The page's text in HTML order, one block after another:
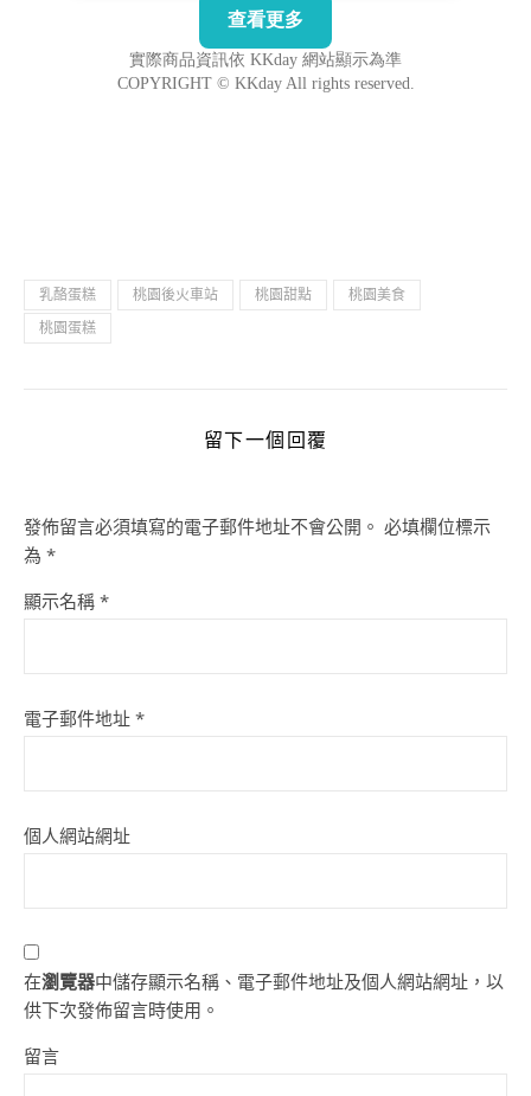
乳酪蛋糕 桃園後火車站 桃園甜點
桃園美食
桃園蛋糕
留下一個回覆
發佈留言必須填寫的電子郵件地址不會公開。 必填欄位標示
為 *
顯示名稱 *
電子郵件地址 *
個人網站網址
在瀏覽器中儲存顯示名稱、電子郵件地址及個人網站網址，以
供下次發佈留言時使用。
留言